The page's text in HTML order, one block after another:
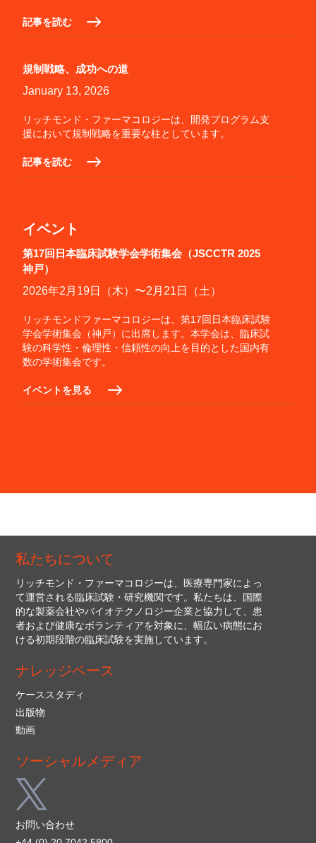
記事を読む
規制戦略、成功への道
January 13, 2026
リッチモンド・ファーマコロジーは、開発プログラム支
援において規制戦略を重要な柱としています。
記事を読む
イベント
第17回日本臨床試験学会学術集会（JSCCTR 2025
神戸）
2026年2月19日（木）〜2月21日（土）
リッチモンドファーマコロジーは、第17回日本臨床試験
学会学術集会（神戸）に出席します。本学会は、臨床試
験の科学性・倫理性・信頼性の向上を目的とした国内有
数の学術集会です。
イベントを見る
私たちについて
リッチモンド・ファーマコロジーは、医療専門家によっ
て運営される臨床試験・研究機関です。私たちは、国際
的な製薬会社やバイオテクノロジー企業と協力して、患
者および健康なボランティアを対象に、幅広い病態にお
ける初期段階の臨床試験を実施しています。
ナレッジベース
ケーススタディ
出版物
動画
ソーシャルメディア
お問い合わせ